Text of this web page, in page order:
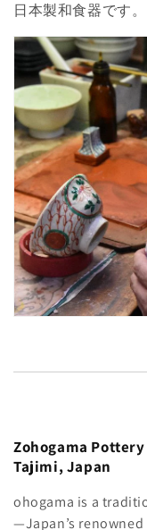
日本製和食器です。
Zohogama
Tajimi, Japan
ohogama is a
—Japan’s